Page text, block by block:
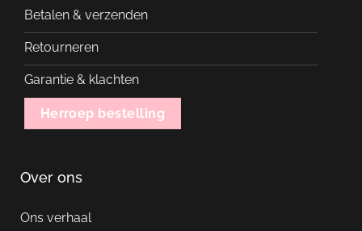
Betalen & verzenden
Retourneren
Garantie & klachten
Herroep bestelling
Over ons
Ons verhaal